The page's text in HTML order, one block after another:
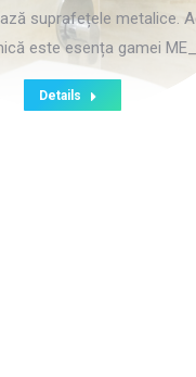
suprafețele metalice.
este esența gamei
Details